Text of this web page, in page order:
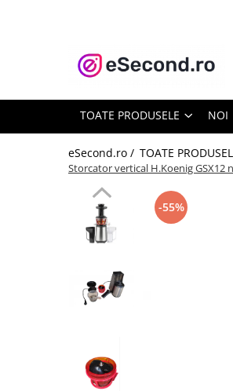
TOATE PRODUSELE
Accesorii Auto
Covorase auto
Echipamente pentru Atelier
Electronice Auto
Intretinere & Cosmetica auto
Casa, Gradina & Bricolaj
Curatenie si intretinere
TOATE PRODUSELE NOI
eSecond.ro / TOATE
Storcator vertical H.Koenig GSX12
-55%